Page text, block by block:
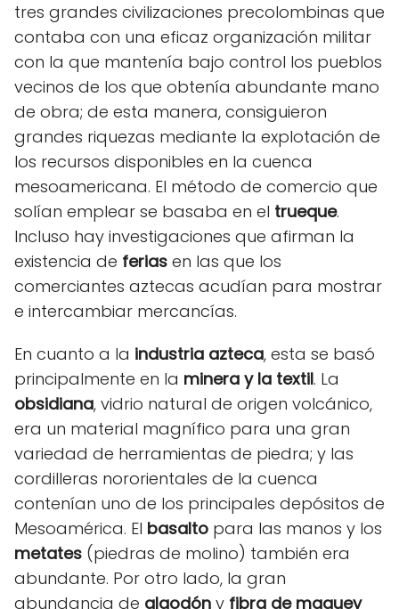
tres grandes civilizaciones precolombinas que
contaba con una eficaz organización militar
con la que mantenía bajo control los pueblos
vecinos de los que obtenía abundante mano
de obra; de esta manera, consiguieron
grandes riquezas mediante la explotación de
los recursos disponibles en la cuenca
mesoamericana. El método de comercio que
solían emplear se basaba en el trueque.
Incluso hay investigaciones que afirman la
existencia de ferias en las que los
comerciantes aztecas acudían para mostrar
e intercambiar mercancías.
En cuanto a la industria azteca, esta se basó
principalmente en la minera y la textil. La
obsidiana, vidrio natural de origen volcánico,
era un material magnífico para una gran
variedad de herramientas de piedra; y las
cordilleras nororientales de la cuenca
contenían uno de los principales depósitos de
Mesoamérica. El basalto para las manos y los
metates (piedras de molino) también era
abundante. Por otro lado, la gran
abundancia de algodón y fibra de maguey